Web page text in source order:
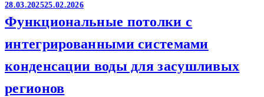
28.03.202525.02.2026
Функциональные потолки с
интегрированными системами
конденсации воды для засушливых
регионов